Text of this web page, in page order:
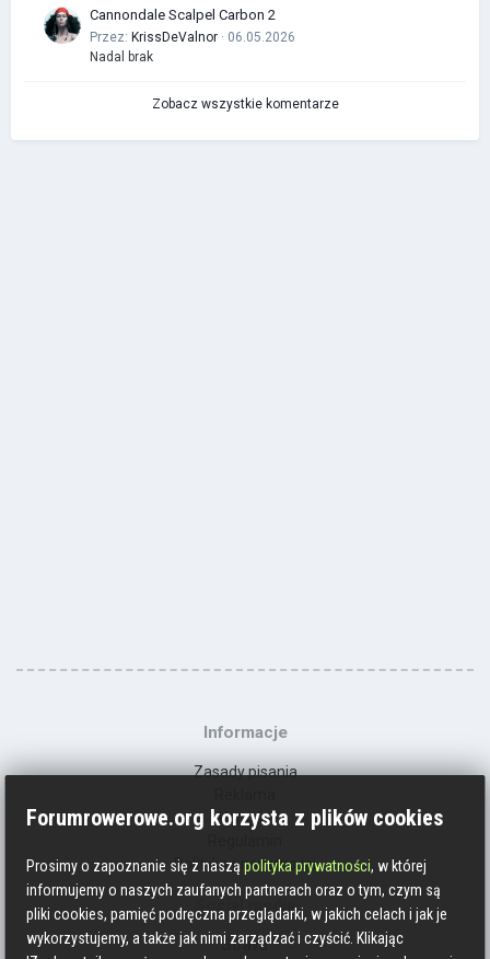
Cannondale Scalpel Carbon 2
Przez: KrissDeValnor · 06.05.2026
Nadal brak
Zobacz wszystkie komentarze
Informacje
Zasady pisania
Kontakt
Polityka prywatności
Social media
Strava
Forumrowerowe.org korzysta z plików cookies
Prosimy o zapoznanie się z nasząpolityka prywatności, w której
informujemy o naszych zaufanych partnerach oraz o tym, czym są
pliki cookies, pamięć podręczna przeglądarki, w jakich celach i jak je
wykorzystujemy, a także jak nimi zarządzać i czyścić. Klikając